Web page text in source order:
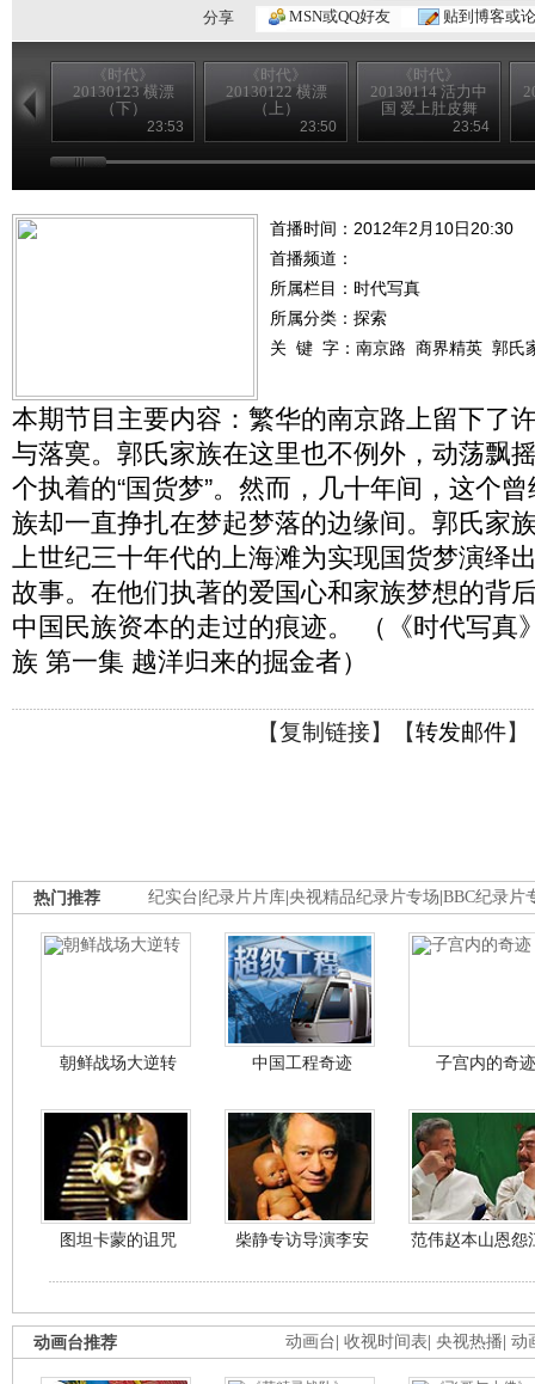
分享
MSN或QQ好友 贴到博客或
《时代》
20130123 横漂
（下）
23:53
《时代》
20130122 横漂
（上）
23:50
《时代》
20130114 活力中
国 爱上肚皮舞
23:54
首播时间：2012年2月10日20:30
首播频道：
所属栏目： 时代写真
所属分类：探索
关 键 字： 南京路 商界精英 郭氏
本期节目主要内容：繁华的南京路上留下了
与落寞。郭氏家族在这里也不例外，动荡飘
个执着的“国货梦”。然而，几十年间，这个
族却一直挣扎在梦起梦落的边缘间。郭氏家
上世纪三十年代的上海滩为实现国货梦演绎
故事。在他们执著的爱国心和家族梦想的背
中国民族资本的走过的痕迹。 （《时代写真
族 第一集 越洋归来的掘金者）
【复制链接】【转发邮件】
纪实台 纪录片片库 央视精品纪录片专场 BBC纪录片
热门推荐
朝鲜战场大逆转 中国工程奇迹 子宫内的奇迹
图坦卡蒙的诅咒 柴静专访导演李安 范伟赵本山恩怨
动画台 收视时间表 央视热播 动
动画台推荐